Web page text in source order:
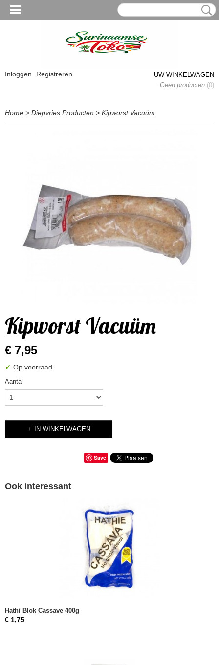
Inloggen Registreren
UW WINKELWAGEN
Geen producten (0)
Home > Diepvries Producten > Kipworst Vacuüm
Kipworst Vacuüm
€ 7,95
✓ Op voorraad
Aantal
IN WINKELWAGEN
Save
Ook interessant
Hathi Blok Cassave 400g
€ 1,75